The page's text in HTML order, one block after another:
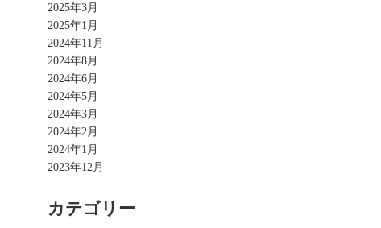
2025年3月
2025年1月
2024年11月
2024年8月
2024年6月
2024年5月
2024年3月
2024年2月
2024年1月
2023年12月
カテゴリー